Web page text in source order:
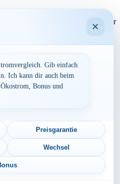
Region aufgrund unterschiedlicher
Gebieten können die
als in ländlicheren Gegenden.
regional unterscheiden.
Schleswig-Holstein
Oesingen
a.d. Lederhecke
Suchen
Schafstedt, Weidenhof,
×
Gib einfach
Ich kann dir auch beim
Bonus und
Preisgarantie
Wechsel